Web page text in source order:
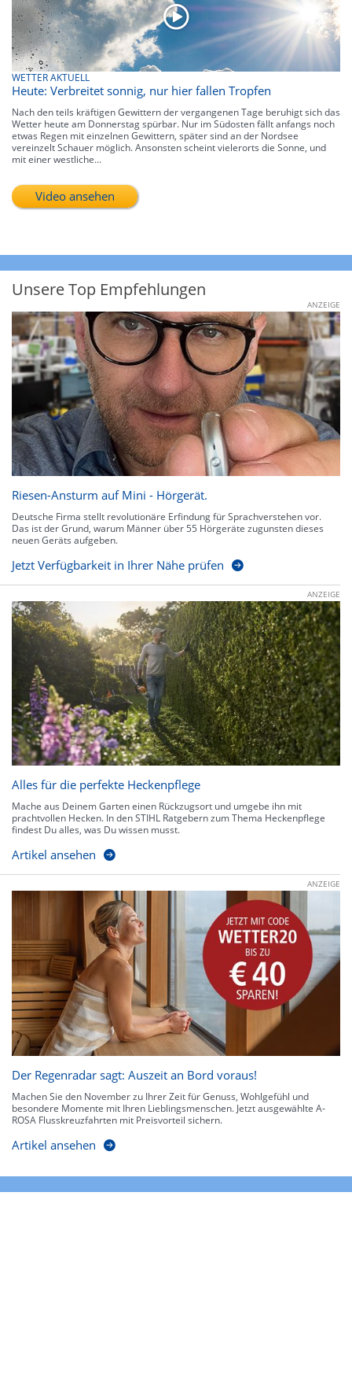
WETTER AKTUELL
Heute: Verbreitet sonnig, nur hier fallen Tropfen
Nach den teils kräftigen Gewittern der vergangenen Tage beruhigt sich das
Wetter heute am Donnerstag spürbar. Nur im Südosten fällt anfangs noch
etwas Regen mit einzelnen Gewittern, später sind an der Nordsee
vereinzelt Schauer möglich. Ansonsten scheint vielerorts die Sonne, und
mit einer westliche...
Video ansehen
Unsere Top Empfehlungen
ANZEIGE
Riesen-Ansturm auf Mini - Hörgerät.
Deutsche Firma stellt revolutionäre Erfindung für Sprachverstehen vor.
Das ist der Grund, warum Männer über 55 Hörgeräte zugunsten dieses
neuen Geräts aufgeben.
Jetzt Verfügbarkeit in Ihrer Nähe prüfen
ANZEIGE
Alles für die perfekte Heckenpflege
Mache aus Deinem Garten einen Rückzugsort und umgebe ihn mit
prachtvollen Hecken. In den STIHL Ratgebern zum Thema Heckenpflege
findest Du alles, was Du wissen musst.
Artikel ansehen
ANZEIGE
Der Regenradar sagt: Auszeit an Bord voraus!
Machen Sie den November zu Ihrer Zeit für Genuss, Wohlgefühl und
besondere Momente mit Ihren Lieblingsmenschen. Jetzt ausgewählte A-
ROSA Flusskreuzfahrten mit Preisvorteil sichern.
Artikel ansehen